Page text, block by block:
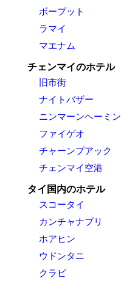
ボープット
ラマイ
マエナム
チェンマイのホテル
旧市街
ナイトバザー
ニンマーンヘーミン
ファイゲオ
チャーンプアック
チェンマイ空港
タイ国内のホテル
スコータイ
カンチャナブリ
ホアヒン
ウドンタニ
クラビ